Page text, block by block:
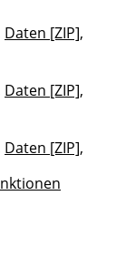
Daten [ZIP],
Daten [ZIP],
Daten [ZIP],